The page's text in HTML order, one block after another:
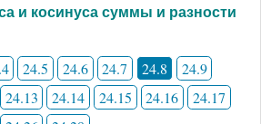
и косинуса суммы и разности
24.5 24.6 24.7 24.8
24.9
24.13 24.14 24.15 24.16
24.17